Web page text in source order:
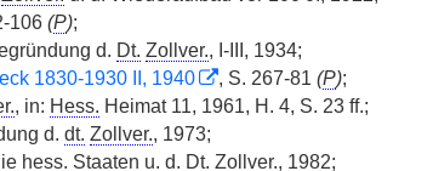
106 (P);
d. Dt. Zollver., I-III, 1934;
1830-1930 II, 1940 , S. 267-81 (P);
, in: Hess. Heimat 11, 1961, H. 4, S. 23 ff.;
d. dt. Zollver., 1973;
hess. Staaten u. d. Dt. Zollver., 1982;